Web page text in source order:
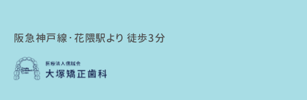
阪急神戸線･花隈駅より 徒歩3分